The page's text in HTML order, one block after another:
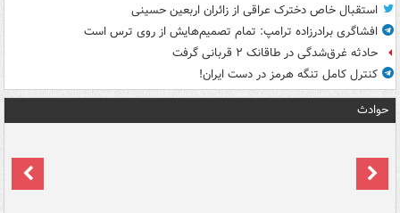
استقبال خاص دخترک عراقی از زائران اربعین حسینی
افشاگری برادرزاده ترامپ: تمام تصمیم‌هایش از روی ترس است
حادثه غرق‌شدگی در طاقانک ۲ قربانی گرفت
کنترل کامل تنگه هرمز در دست ایران!
حوادث